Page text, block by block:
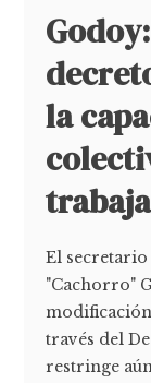
la
El secretario
"Cachorro"
través del
restringe